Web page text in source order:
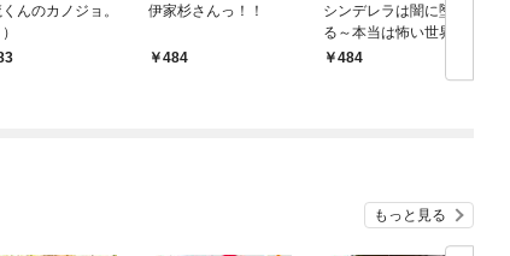
んのカノジョ。
伊家杉さんっ！！
484
シンデレラは闇に墜ち
る～本当は怖い世界の
童話～
484
もっと見る